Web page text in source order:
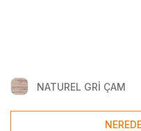
NATUREL GRİ ÇAM